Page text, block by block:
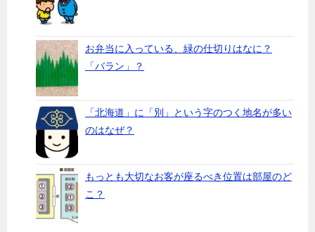
お弁当に入っている、緑の仕切りはなに？
「バラン」？
「北海道」に「別」という字のつく地名が多い
のはなぜ？
もっとも大切なお客が座るべき位置は部屋のど
こ？